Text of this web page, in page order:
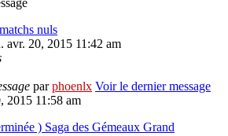
nuls
avr. 20, 2015 11:42 am
parphoenlx Voir le dernier message
2015 11:58 am
) Saga des Gémeaux Grand